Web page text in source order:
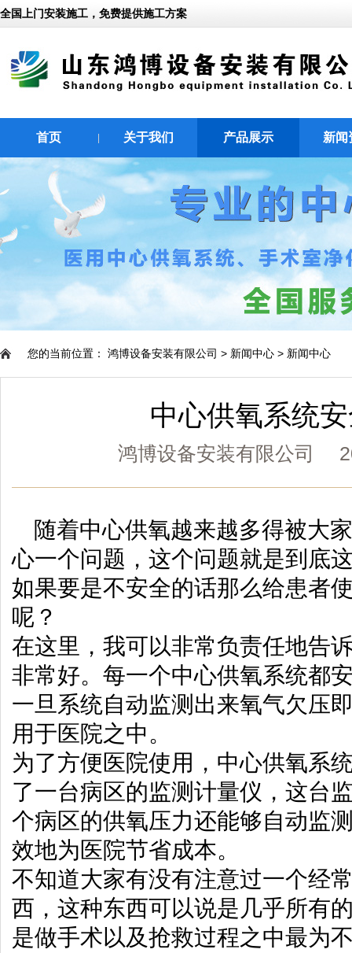
全国上门安装施工，免费提供施工方案
首页 关于我们 产品展示 新闻
您的当前位置： 鸿博设备安装有限公司 > 新闻中心 > 新闻中心
中心供氧系统
鸿博设备安装有限公司
随着中心供氧越来越多得被大
心一个问题，这个问题就是到底
如果要是不安全的话那么给患者
呢？
在这里，我可以非常负责任地告
非常好。每一个中心供氧系统都
一旦系统自动监测出来氧气欠压
用于医院之中。
为了方便医院使用，中心供氧系
了一台病区的监测计量仪，这台
个病区的供氧压力还能够自动监
效地为医院节省成本。
不知道大家有没有注意过一个经
西，这种东西可以说是几乎所有
是做手术以及抢救过程之中最为